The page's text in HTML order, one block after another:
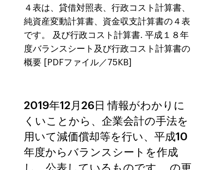
４表は、貸借対照表、⾏政コスト計算書、
純資産変動計算書、資⾦収⽀計算書の４表
です。 及び行政コスト計算書. 平成１８年
度バランスシート及び行政コスト計算書の
概要 [PDFファイル／75KB]
2019年12月26日 情報がわかりに
くいことから、企業会計の手法を
用いて減価償却等を行い、平成10
年度からバランスシートを作成
し、公表しているものです。 の更